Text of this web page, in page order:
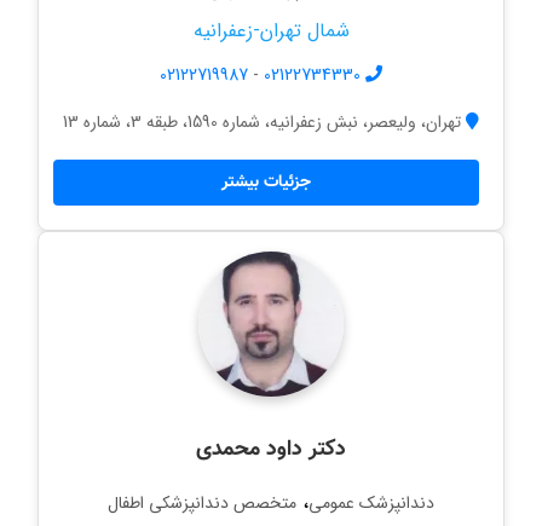
شمال تهران-زعفرانیه
02122734330
-
02122719987
تهران، ولیعصر، نبش زعفرانیه، شماره 1590، طبقه 3، شماره 13
جزئیات بیشتر
دکتر داود محمدی
دندانپزشک عمومی، متخصص دندانپزشکی اطفال